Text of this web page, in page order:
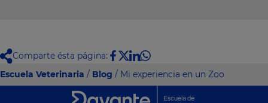
Comparte ésta página:
Escuela Veterinaria / Blog / Mi experiencia en un Zoo